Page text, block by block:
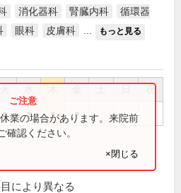
消化器科 腎臓内科
循環器
眼科 皮膚科 もっと見る
祝
● ● ● ●
業の場合があります。来院前
確認ください。
×閉じる
により異なる